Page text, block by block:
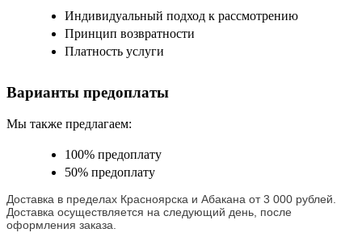
Индивидуальный подход к рассмотрению
Принцип возвратности
Платность услуги
Варианты предоплаты
Мы также предлагаем:
100% предоплату
50% предоплату
Доставка в пределах Красноярска и Абакана от 3 000 рублей.
Доставка осуществляется на следующий день, после
оформления заказа.